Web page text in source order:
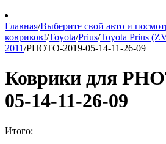
Главная/Выберите свой авто и
ковриков!/Toyota/Prius/Toyota Prius
2011/PHOTO-2019-05-14-11-26-09
Коврики для
05-14-11-26-09
Итого: